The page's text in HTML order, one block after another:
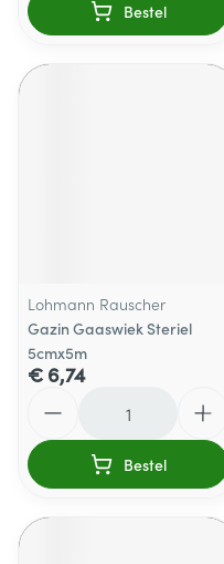
Bestel
Lohmann Rauscher
Gazin Gaaswiek Steriel
5cmx5m
€ 6,74
Bestel